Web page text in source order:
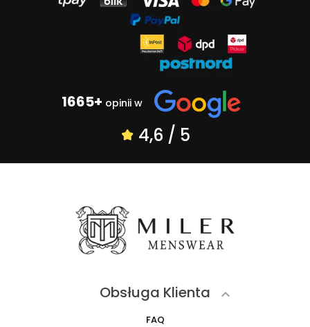
1665+ opinii w
4,6 / 5
Obsługa Klienta 
FAQ